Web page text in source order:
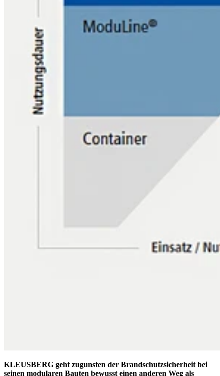
KLEUSBERG geht zugunsten der Brandschutzsicherheit bei
seinen modularen Bauten bewusst einen anderen Weg als